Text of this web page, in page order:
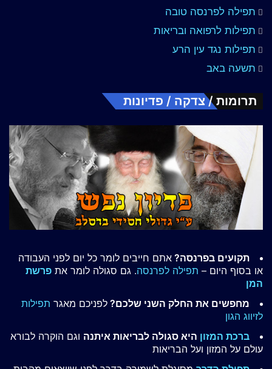
תפילה לפרנסה טובה
תפילות לרפואה ובריאות
תפילות נגד עין הרע
תשעה באב
תרומות / צדקה / פדיונות
תקועים בפרנסה? אתם חייבים לומר כל יום לפני העבודה
או בסוף היום – תפילה לפרנסה. גם סגולה לומר את פרשת
המן
מחפשים את החלק השני שלכם? לפניכם מאגר תפילות
לזיווג הגון
ברכת המזון היא סגולה לבריאות איתנה וגם הוקרה לבורא
עולם על המזון ועל הבריאות